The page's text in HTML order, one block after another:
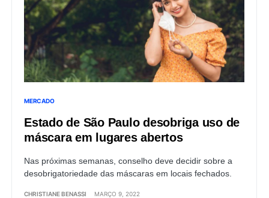
MERCADO
Estado de São Paulo desobriga uso de
máscara em lugares abertos
Nas próximas semanas, conselho deve decidir sobre a
desobrigatoriedade das máscaras em locais fechados.
CHRISTIANE BENASSI MARÇO 9, 2022